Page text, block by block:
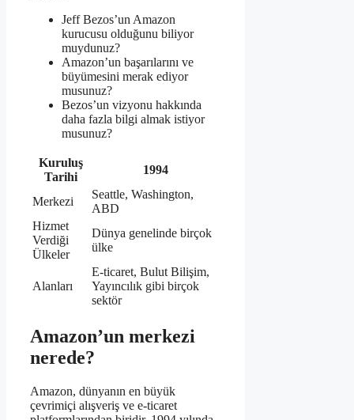
Jeff Bezos’un Amazon
kurucusu olduğunu biliyor
muydunuz?
Amazon’un başarılarını ve
büyümesini merak ediyor
musunuz?
Bezos’un vizyonu hakkında
daha fazla bilgi almak istiyor
musunuz?
Kuruluş
Tarihi
1994
Merkezi
Seattle, Washington,
ABD
Hizmet
Verdiği
Ülkeler
Dünya genelinde birçok
ülke
Alanları
E-ticaret, Bulut Bilişim,
Yayıncılık gibi birçok
sektör
Amazon’un merkezi
nerede?
Amazon, dünyanın en büyük
çevrimiçi alışveriş ve e-ticaret